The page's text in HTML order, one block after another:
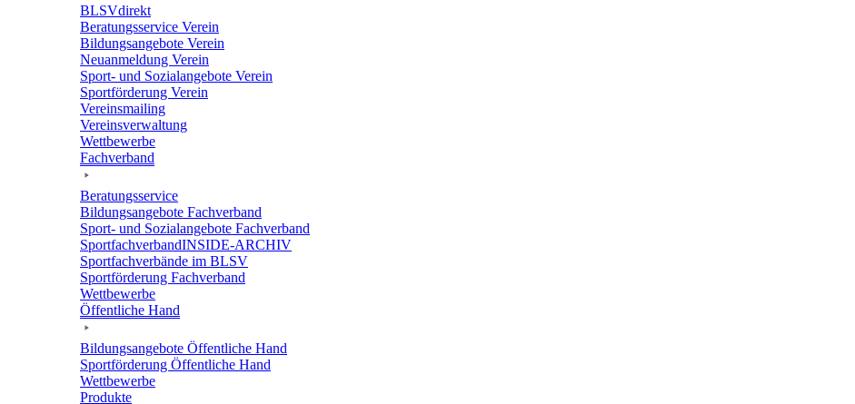
BLSVdi­rekt
Bera­tungs­ser­vice Verein
Bildungs­an­ge­bote Verein
Neuan­mel­dung Verein
Sport- und Sozi­al­an­ge­bote Verein
Sport­för­de­rung Verein
Vereins­mai­ling
Vereins­ver­wal­tung
Wett­be­werbe
Fach­ver­band
Bera­tungs­ser­vice
Bildungs­an­ge­bote Fachverband
Sport- und Sozi­al­an­ge­bote Fachverband
Sport­fach­ver­ban­d­IN­SIDE-ARCHIV
Sport­fach­ver­bände im BLSV
Sport­för­de­rung Fachverband
Wett­be­werbe
Öffent­li­che Hand
Bildungs­an­ge­bote Öffent­li­che Hand
Sport­för­de­rung Öffent­li­che Hand
Wett­be­werbe
Produkte